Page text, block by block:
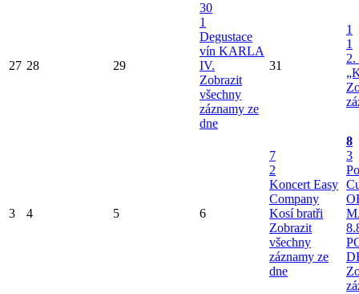
27 28 29
30
1
Degustace
vín KARLA
IV.
Zobrazit
všechny
záznamy ze
dne
31
1
1
2.
3 4 5 6
7
2
Koncert Easy
Company
Kosí bratři
Zobrazit
všechny
záznamy ze
dne
8
3